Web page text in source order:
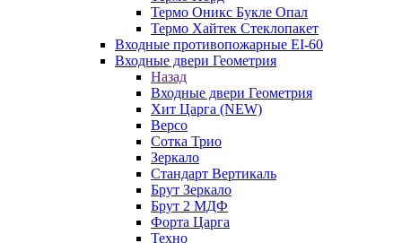
Термо Оникс Букле Опал
Термо Хайтек Стеклопакет
Входные противопожарные EI-60
Входные двери Геометрия
Назад
Входные двери Геометрия
Хит Царга (NEW)
Версо
Сотка Трио
Зеркало
Стандарт Вертикаль
Брут Зеркало
Брут 2 МДФ
Форта Царга
Техно